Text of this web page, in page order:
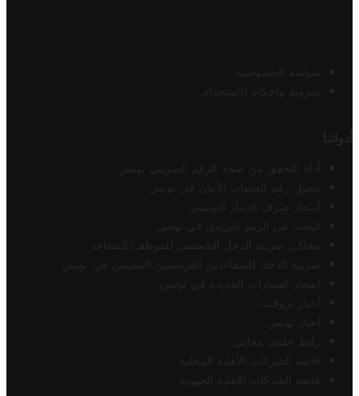
سياسة الخصوصية
شروط وأحكام الاستخدام
أدواتنا
أداة التحقق من صحة الرقم الضريبي تونس
محول رقم الحساب الآيبان في تونس
أسعار صرف الدينار التونسي
البحث عن الرمز البريدي في تونس
محاكي ضريبة الدخل الشخصي للموظف/المتقاعد
ضريبة الدخل للمتقاعدين الفرنسيين المقيمين في تونس
أسعار السيارات الجديدة في تونس
أخبار تروفيت
أخبار تونس
رابط خلفي مجاني
قائمة الشركات الأهلية المحلية
قائمة الشركات الأهلية الجهوية